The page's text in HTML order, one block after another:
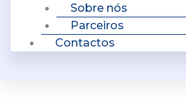
Sobre nós
Parceiros
Contactos